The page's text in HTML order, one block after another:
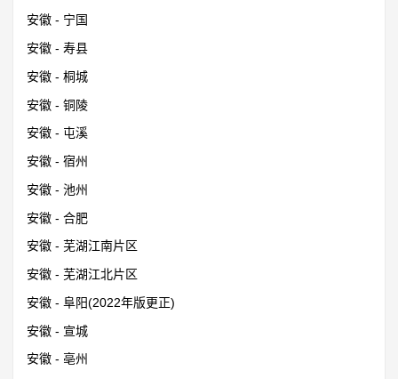
安徽 - 宁国
安徽 - 寿县
安徽 - 桐城
安徽 - 铜陵
安徽 - 屯溪
安徽 - 宿州
安徽 - 池州
安徽 - 合肥
安徽 - 芜湖江南片区
安徽 - 芜湖江北片区
安徽 - 阜阳(2022年版更正)
安徽 - 宣城
安徽 - 亳州